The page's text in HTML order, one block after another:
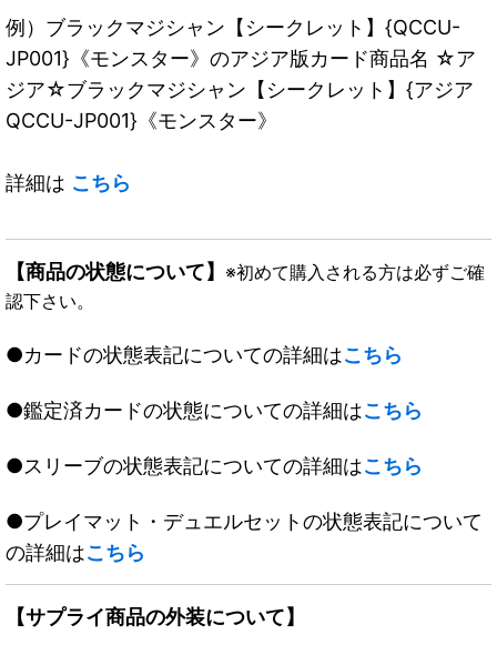
例）ブラックマジシャン【シークレット】{QCCU-
JP001}《モンスター》のアジア版カード商品名 ☆ア
ジア☆ブラックマジシャン【シークレット】{アジア
QCCU-JP001}《モンスター》
詳細は こちら
【商品の状態について】 ※初めて購入される方は必ずご確
認下さい。
●カードの状態表記についての詳細はこちら
●鑑定済カードの状態についての詳細はこちら
●スリーブの状態表記についての詳細はこちら
●プレイマット・デュエルセットの状態表記について
の詳細はこちら
【サプライ商品の外装について】